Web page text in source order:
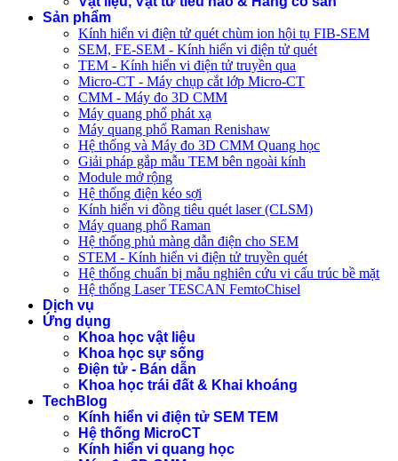
Sản phẩm
Kính hiển vi điện tử quét chùm ion hội tụ FIB-SEM
SEM, FE-SEM - Kính hiển vi điện tử quét
TEM - Kính hiển vi điện tử truyền qua
Micro-CT - Máy chụp cắt lớp Micro-CT
CMM - Máy đo 3D CMM
Máy quang phổ phát xạ
Máy quang phổ Raman Renishaw
Hệ thống và Máy đo 3D CMM Quang học
Giải pháp gắp mẫu TEM bên ngoài kính
Module mở rộng
Hệ thống điện kéo sợi
Kính hiển vi đồng tiêu quét laser (CLSM)
Máy quang phổ Raman
Hệ thống phủ màng dẫn điện cho SEM
STEM - Kính hiển vi điện tử truyền quét
Hệ thống chuẩn bị mẫu nghiên cứu vi cấu trúc bề mặt
Hệ thống Laser TESCAN FemtoChisel
Dịch vụ
Ứng dụng
Khoa học vật liệu
Khoa học sự sống
Điện tử - Bán dẫn
Khoa học trái đất & Khai khoáng
TechBlog
Kính hiển vi điện tử SEM TEM
Hệ thống MicroCT
Kính hiển vi quang học